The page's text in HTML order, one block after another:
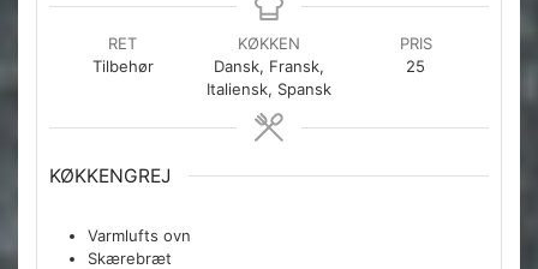
RET
Tilbehør
KØKKEN
Dansk, Fransk,
Italiensk, Spansk
PRIS
25
KØKKENGREJ
Varmlufts ovn
Skærebræt